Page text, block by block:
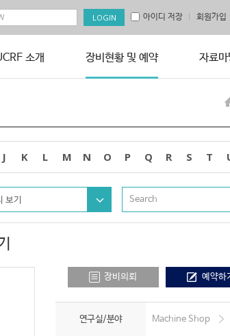
아이디 저장 회원가입
소개 장비현황 및 예약 자료
J K L M N O P Q R S T
보기
장비의뢰 예약하
연구실/분야 Machine Shop